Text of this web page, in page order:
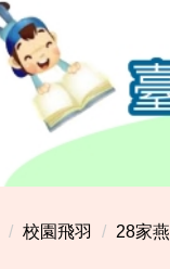
校園飛羽 28家燕